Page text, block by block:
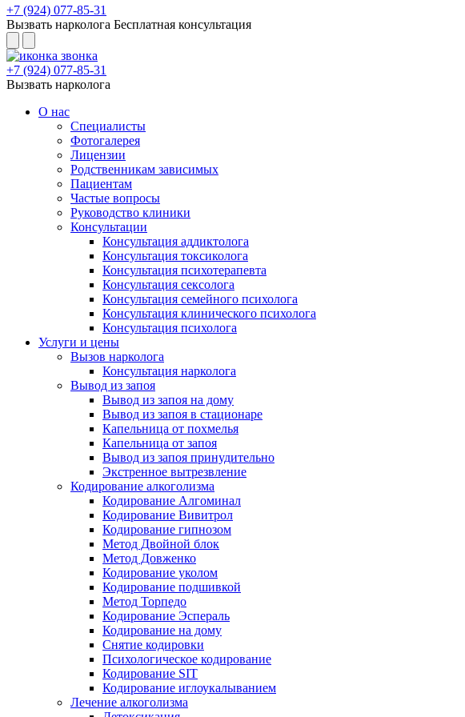
+7 (924) 077-85-31
Вызвать нарколога Бесплатная консультация
+7 (924) 077-85-31
Вызвать нарколога
О нас
Специалисты
Фотогалерея
Лицензии
Родственникам зависимых
Пациентам
Частые вопросы
Руководство клиники
Консультации
Консультация аддиктолога
Консультация токсиколога
Консультация психотерапевта
Консультация сексолога
Консультация семейного психолога
Консультация клинического психолога
Консультация психолога
Услуги и цены
Вызов нарколога
Консультация нарколога
Вывод из запоя
Вывод из запоя на дому
Вывод из запоя в стационаре
Капельница от похмелья
Капельница от запоя
Вывод из запоя принудительно
Экстренное вытрезвление
Кодирование алкоголизма
Кодирование Алгоминал
Кодирование Вивитрол
Кодирование гипнозом
Метод Двойной блок
Метод Довженко
Кодирование уколом
Кодирование подшивкой
Метод Торпедо
Кодирование Эспераль
Кодирование на дому
Снятие кодировки
Психологическое кодирование
Кодирование SIT
Кодирование иглоукалыванием
Лечение алкоголизма